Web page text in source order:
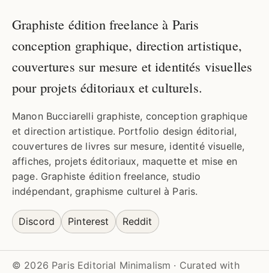
Cancel
Graphiste édition freelance à Paris
conception graphique, direction artistique,
couvertures sur mesure et identités visuelles
pour projets éditoriaux et culturels.
Manon Bucciarelli graphiste, conception graphique
et direction artistique. Portfolio design éditorial,
couvertures de livres sur mesure, identité visuelle,
affiches, projets éditoriaux, maquette et mise en
page. Graphiste édition freelance, studio
indépendant, graphisme culturel à Paris.
Discord Pinterest Reddit
© 2026 Paris Editorial Minimalism · Curated with